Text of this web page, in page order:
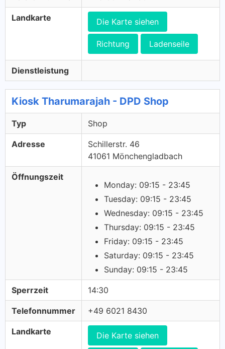
Landkarte Die Karte siehen
Richtung Ladenseile
Dienstleistung
Kiosk Tharumarajah - DPD Shop
Typ Shop
Adresse
Schillerstr. 46
41061 Mönchengladbach
Öffnungszeit
Monday: 09:15 - 23:45
Tuesday: 09:15 - 23:45
Wednesday: 09:15 - 23:45
Thursday: 09:15 - 23:45
Friday: 09:15 - 23:45
Saturday: 09:15 - 23:45
Sunday: 09:15 - 23:45
Sperrzeit 14:30
Telefonnummer +49 6021 8430
Landkarte Die Karte siehen